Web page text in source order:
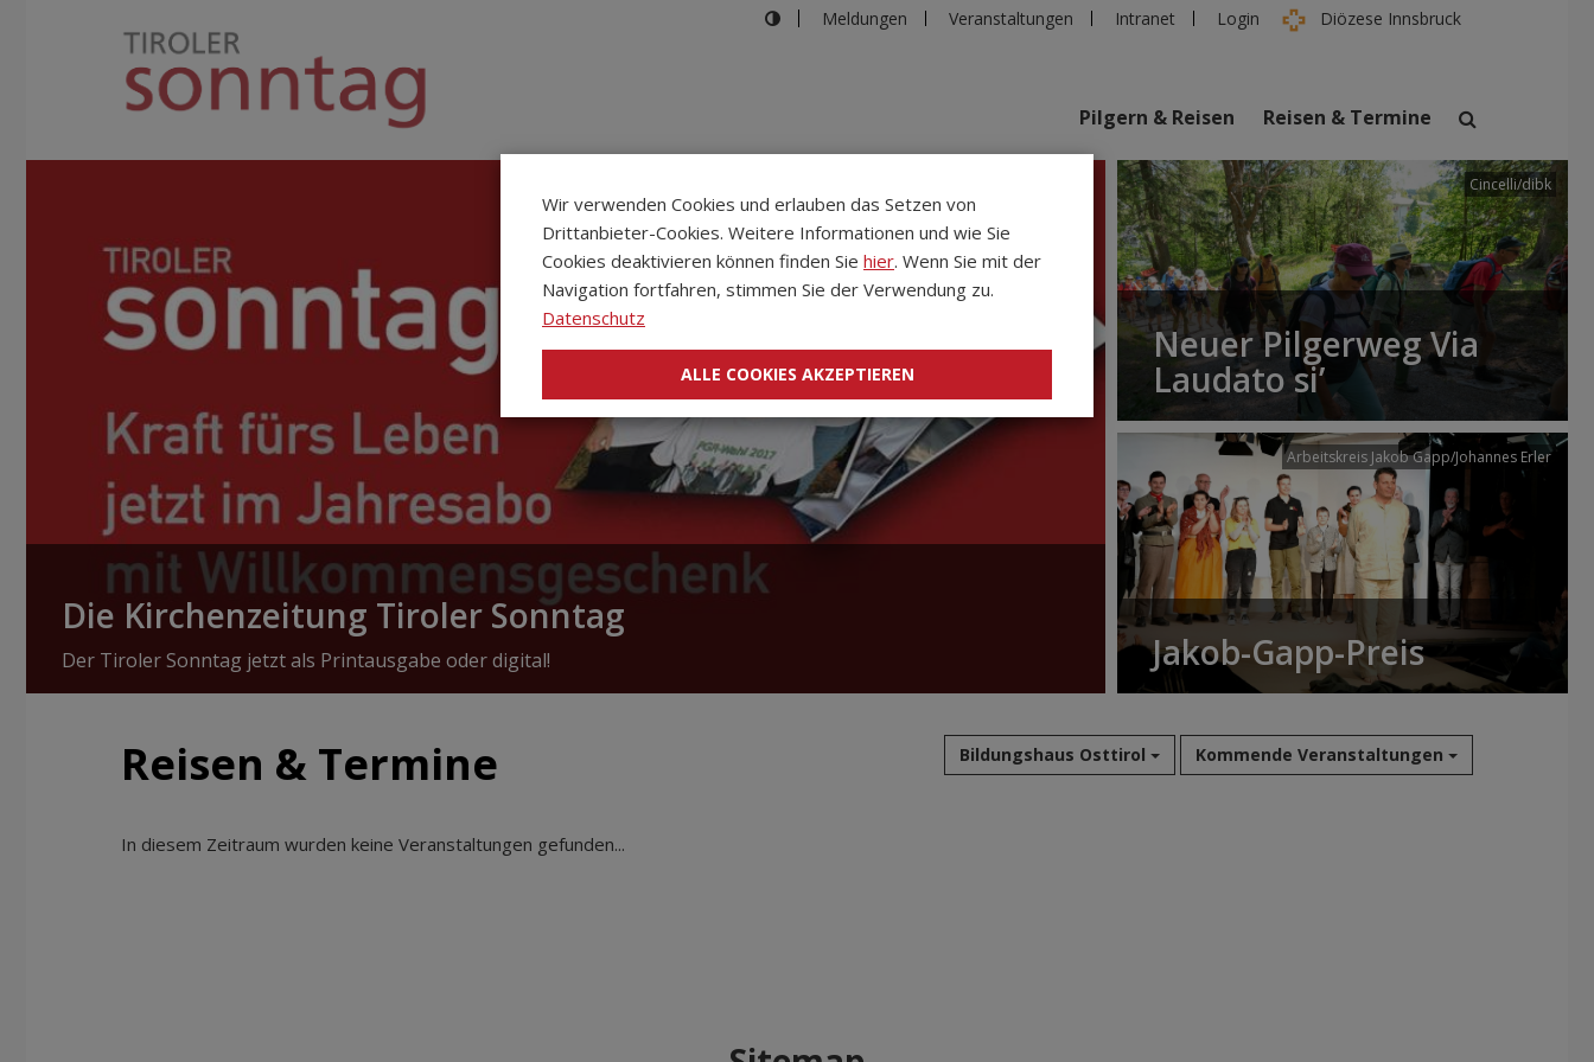
Meldungen Veranstaltungen Intranet Login Diözese Innsbruck
suchen
Veranstaltungen Personen
Pilgern & Reisen Reisen & Termine
Die Kirchenzeitung Tiroler Sonntag
Der Tiroler Sonntag jetzt als Printausgabe oder digital!
Cincelli/dibk
Neuer Pilgerweg Via
Laudato si’
Arbeitskreis Jakob Gapp/Johannes Erler
Jakob-Gapp-Preis
Reisen & Termine Bildungshaus Osttirol Kommende Veranstaltungen
In diesem Zeitraum wurden keine Veranstaltungen gefunden...
Wir verwenden Cookies und erlauben das Setzen von
Drittanbieter-Cookies. Weitere Informationen und wie Sie
Cookies deaktivieren können finden Sie hier. Wenn Sie mit der
Navigation fortfahren, stimmen Sie der Verwendung zu.
Datenschutz
ALLE COOKIES AKZEPTIEREN